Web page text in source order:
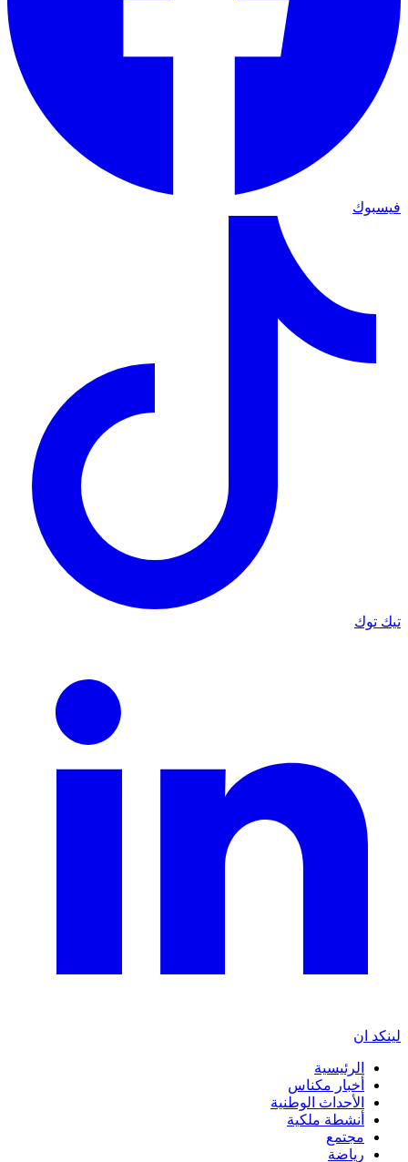
فيسبوك
تيك توك
لينكد ان
الرئيسية
أخبار مكناس
الأحداث الوطنية
أنشطة ملكية
مجتمع
رياضة